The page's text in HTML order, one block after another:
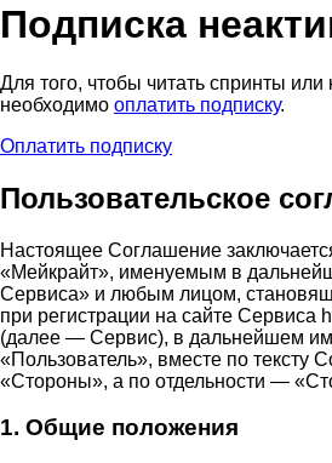
Подписка
Для того, чтобы читать спринты или
необходимо оплатить подписку.
Оплатить подписку
Пользовательское
Настоящее Соглашение
«Мейкрайт», именуемым в
Сервиса» и любым лицом,
при регистрации на сайте Сервиса
(далее — Сервис), в дальнейшем
«Пользователь», вместе по тексту
«Стороны», а по отдельности —
1. Общие положения